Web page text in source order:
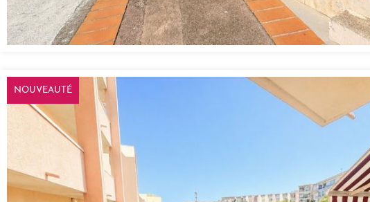
NOUVEAUTÉ